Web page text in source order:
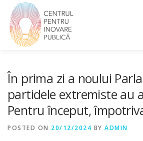
content
EDUCAȚIE CIVICĂ SOCIETATE
În prima zi a noului
partidele extremiste au
Pentru început,
POSTED ON 20/12/2024 BY ADMIN